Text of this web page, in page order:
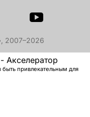
2007–2026
Акселератор
быть привлекательным для